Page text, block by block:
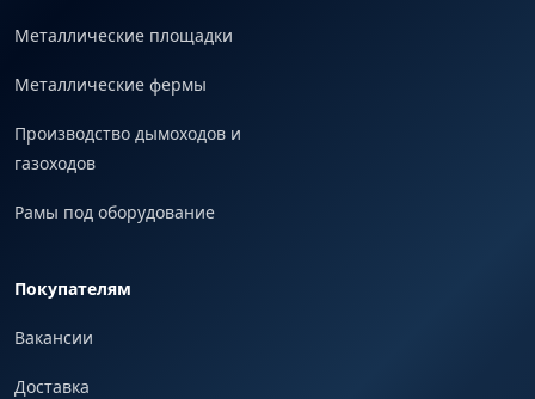
Металлические площадки
Металлические фермы
Производство дымоходов и
газоходов
Рамы под оборудование
Покупателям
Вакансии
Доставка